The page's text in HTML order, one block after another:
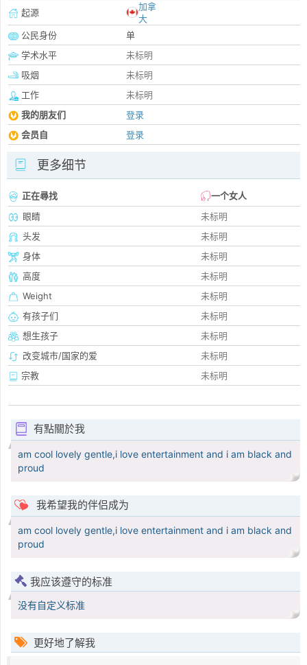
起源
加拿
大
公民身份
单
学术水平
未标明
吸烟
未标明
工作
未标明
我的朋友们
登录
会员自
登录
更多细节
正在尋找
一个女人
眼睛
未标明
头发
未标明
身体
未标明
高度
未标明
Weight
未标明
有孩子们
未标明
想生孩子
未标明
改变城市/国家的爱
未标明
宗教
未标明
有點關於我
am cool lovely gentle,i love entertainment and i am black and
proud
我希望我的伴侣成为
am cool lovely gentle,i love entertainment and i am black and
proud
我应该遵守的标准
没有自定义标准
更好地了解我